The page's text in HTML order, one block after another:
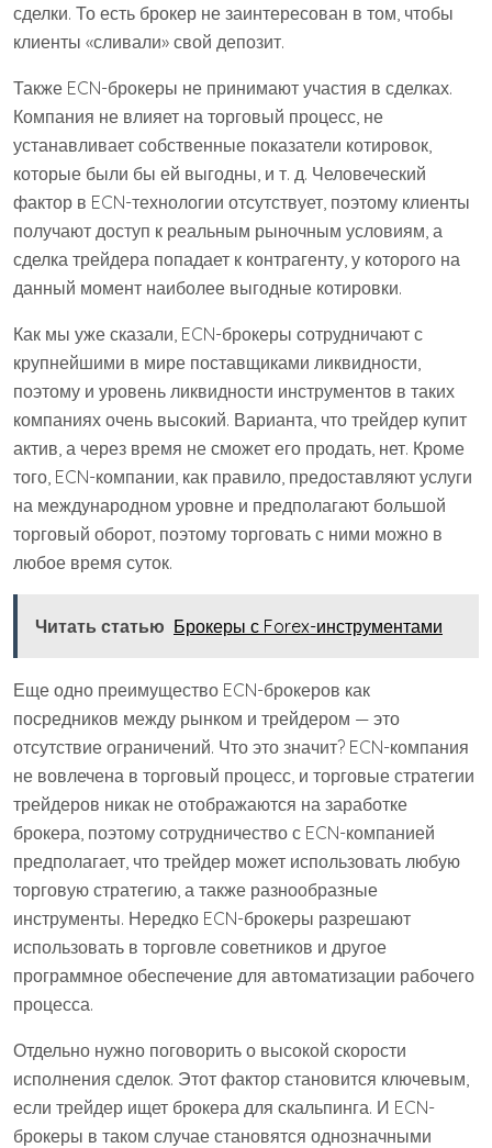
сделки. То есть брокер не заинтересован в том, чтобы
клиенты «сливали» свой депозит.
Также ECN-брокеры не принимают участия в сделках.
Компания не влияет на торговый процесс, не
устанавливает собственные показатели котировок,
которые были бы ей выгодны, и т. д. Человеческий
фактор в ECN-технологии отсутствует, поэтому клиенты
получают доступ к реальным рыночным условиям, а
сделка трейдера попадает к контрагенту, у которого на
данный момент наиболее выгодные котировки.
Как мы уже сказали, ECN-брокеры сотрудничают с
крупнейшими в мире поставщиками ликвидности,
поэтому и уровень ликвидности инструментов в таких
компаниях очень высокий. Варианта, что трейдер купит
актив, а через время не сможет его продать, нет. Кроме
того, ECN-компании, как правило, предоставляют услуги
на международном уровне и предполагают большой
торговый оборот, поэтому торговать с ними можно в
любое время суток.
Читать статью Брокеры с Forex-инструментами
Еще одно преимущество ECN-брокеров как
посредников между рынком и трейдером — это
отсутствие ограничений. Что это значит? ECN-компания
не вовлечена в торговый процесс, и торговые стратегии
трейдеров никак не отображаются на заработке
брокера, поэтому сотрудничество с ECN-компанией
предполагает, что трейдер может использовать любую
торговую стратегию, а также разнообразные
инструменты. Нередко ECN-брокеры разрешают
использовать в торговле советников и другое
программное обеспечение для автоматизации рабочего
процесса.
Отдельно нужно поговорить о высокой скорости
исполнения сделок. Этот фактор становится ключевым,
если трейдер ищет брокера для скальпинга. И ECN-
брокеры в таком случае становятся однозначными